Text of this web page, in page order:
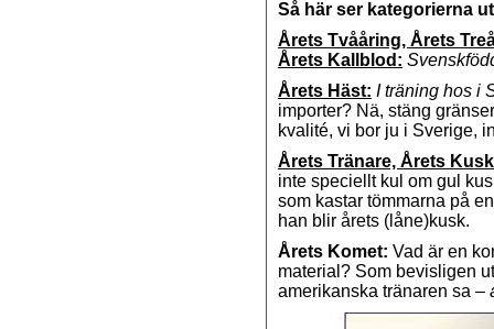
Så här ser kategorierna
Årets Tvååring, Årets
Årets Kallblod:
Årets Häst: I träning hos i
importer? Nä, stäng
kvalité, vi bor ju i Sverige,
Årets Tränare, Årets
inte speciellt kul om gul
som kastar tömmarna på
han blir årets (låne)kusk.
Årets Komet: Vad är en
material? Som bevisligen
amerikanska tränaren sa –